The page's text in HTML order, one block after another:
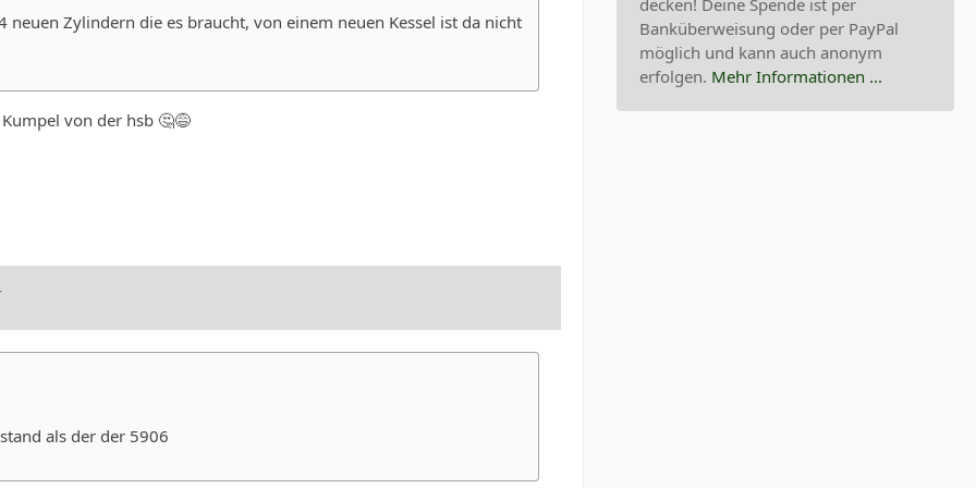
Zylindern die es braucht, von einem neuen Kessel ist da nicht
von der hsb 🤔😅
als der der 5906
Banküberweisung oder per PayPal
möglich und kann auch anonym
erfolgen. Mehr Informationen ...